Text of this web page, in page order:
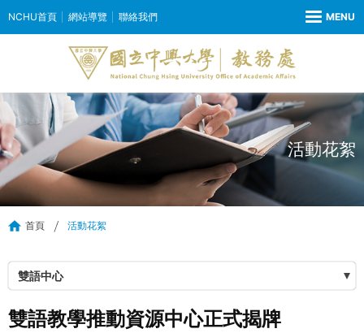
NCHU首頁 網站導覽 聯絡我們
活動花絮
首頁 活動花絮
雙語中心
雙語教學推動資源中心正式揭牌